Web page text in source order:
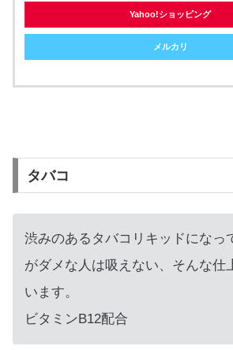
Yahoo!ショッピング
メルカリ
タバコ
渋みのあるタバコリキッドになっ
がダメな人は吸えない、そんな仕
います。
ビタミンB12配合